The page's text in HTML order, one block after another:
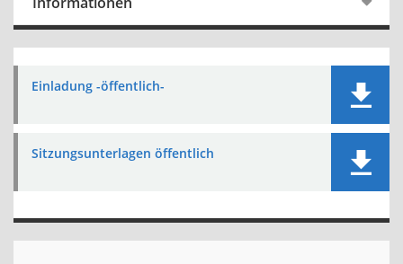
Einladung -öffentlich-
Sitzungsunterlagen öffentlich